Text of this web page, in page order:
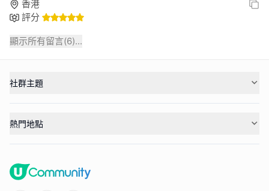
香港
評分
顯示所有留言(6)...
社群主題
熱門地點